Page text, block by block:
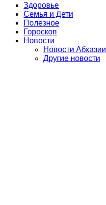
Здоровье
Семья и Дети
Полезное
Гороскоп
Новости
Новости Абхазии
Другие новости